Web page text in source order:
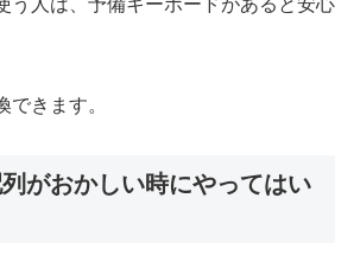
できます。
がおかしい時にやってはい